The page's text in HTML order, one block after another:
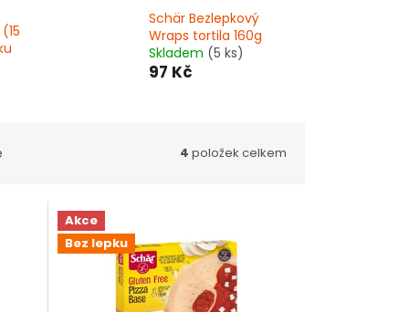
Schär Bezlepkový
Wraps tortila 160g
Skladem (5 ks)
97 Kč
4 položek celkem
Akce
Bez lepku